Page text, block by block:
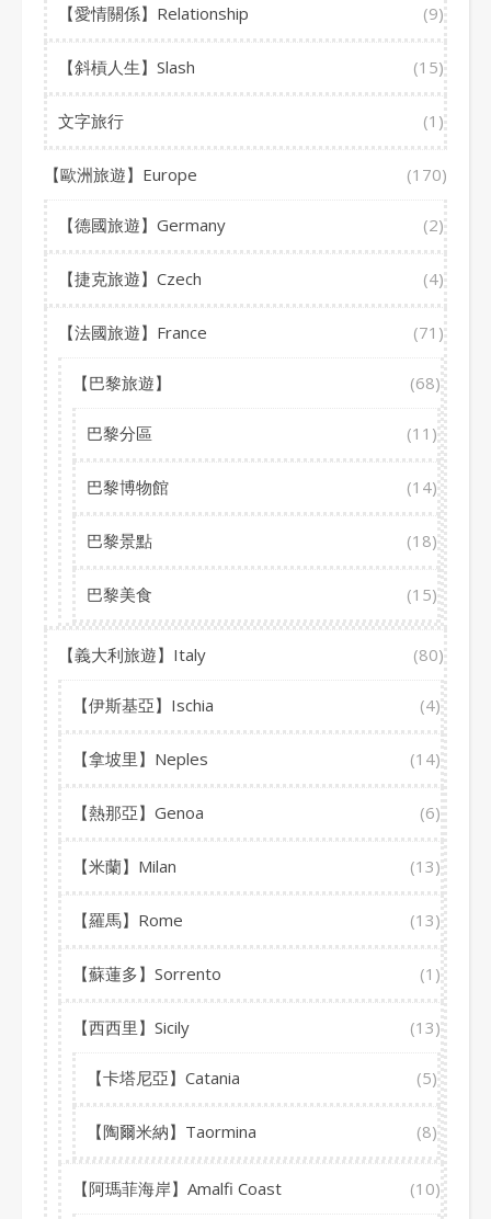
【愛情關係】Relationship (9)
【斜槓人生】Slash (15)
文字旅行 (1)
【歐洲旅遊】Europe (170)
【德國旅遊】Germany (2)
【捷克旅遊】Czech (4)
【法國旅遊】France (71)
【巴黎旅遊】 (68)
巴黎分區 (11)
巴黎博物館 (14)
巴黎景點 (18)
巴黎美食 (15)
【義大利旅遊】Italy (80)
【伊斯基亞】Ischia (4)
【拿坡里】Neples (14)
【熱那亞】Genoa (6)
【米蘭】Milan (13)
【羅馬】Rome (13)
【蘇蓮多】Sorrento (1)
【西西里】Sicily (13)
【卡塔尼亞】Catania (5)
【陶爾米納】Taormina (8)
【阿瑪菲海岸】Amalfi Coast (10)